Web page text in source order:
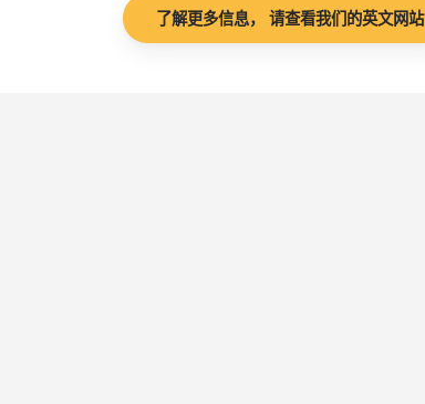
了解更多信息， 请查看我们的英文网站